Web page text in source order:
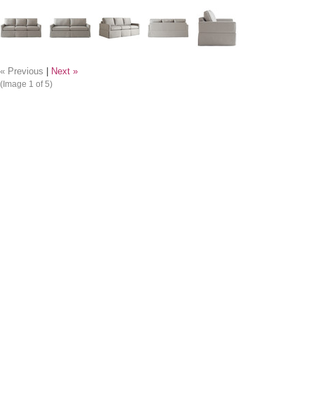
« Previous
Next »
(Image 1 of 5)